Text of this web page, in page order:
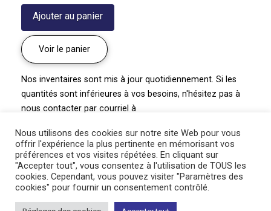
Pivoine
'Karl
Rosenfeld'
|
Paeonia
Ajouter au panier
Voir le panier
Nos inventaires sont mis à jour quotidiennement. Si les
quantités sont inférieures à vos besoins, n'hésitez pas à
nous contacter par courriel à
450-834-1919 poste #2.
Nous utilisons des cookies sur notre site Web pour vous
offrir l'expérience la plus pertinente en mémorisant vos
préférences et vos visites répétées. En cliquant sur
"Accepter tout", vous consentez à l'utilisation de TOUS les
cookies. Cependant, vous pouvez visiter "Paramètres des
cookies" pour fournir un consentement contrôlé.